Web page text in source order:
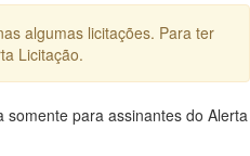
algumas licitações. Para ter
Licitação.
para assinantes do Alerta